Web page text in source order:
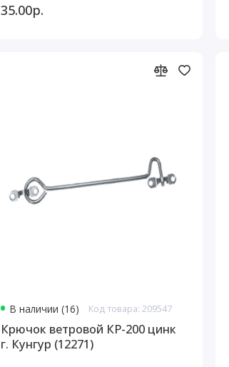
35.00р.
В наличии (16) Код товара: 209547
Крючок ветровой КР-200 цинк
г. Кунгур (12271)